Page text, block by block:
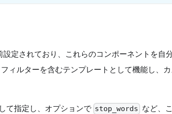
定されており、これらのコンポーネントを自
ィルターを含むテンプレートとして機能し、
て指定し、オプションで stop_words など、